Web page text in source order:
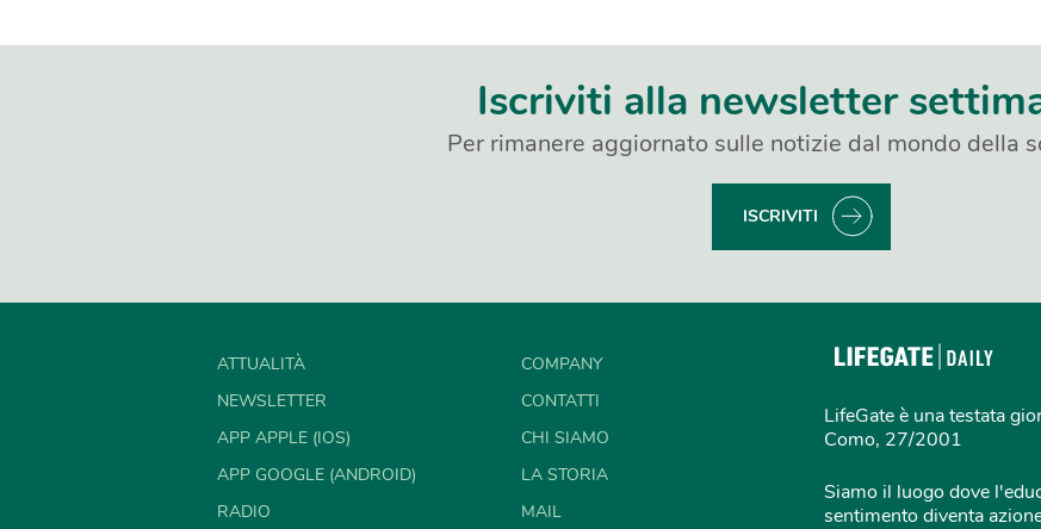
Iscriviti alla newsletter
Per rimanere aggiornato sulle notizie dal mondo della
ISCRIVITI
ATTUALITÀ
NEWSLETTER
APP APPLE (IOS)
APP GOOGLE (ANDROID)
RADIO
COMPANY
CONTATTI
CHI SIAMO
LA STORIA
MAIL
LifeGate è una testata
Como, 27/2001
Siamo il luogo dove
sentimento diventa